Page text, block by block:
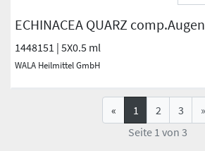
ECHINACEA QUARZ
1448151 | 5X0.5 ml
WALA Heilmittel GmbH
« 1 2 3
»
Seite 1 von 3